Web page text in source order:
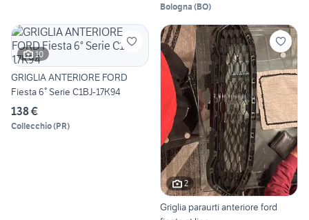
Bologna (BO)
10
GRIGLIA ANTERIORE FORD
Fiesta 6° Serie C1BJ-17K94
138 €
Collecchio(PR)
2
Griglia paraurti anteriore ford